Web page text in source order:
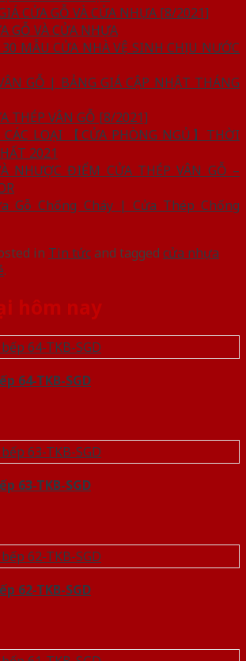
CỬA GỖ VÀ CỬA NHỰA [8/2021]
GỖ VÀ CỬA NHỰA
MẪU CỬA NHÀ VỆ SINH CHỊU NƯỚC
GỖ | BẢNG GIÁ CẬP NHẬT THÁNG
THÉP VÂN GỖ [8/2021]
LOẠI 【CỬA PHÒNG NGỦ】THỜI
2021
NHƯỢC ĐIỂM CỬA THÉP VÂN GỖ –
Gỗ Chống Cháy | Cửa Thép Chống
in Tin tứcand tagged cửa nhựa
.
hôm nay
64-TKB-SGD
63-TKB-SGD
62-TKB-SGD